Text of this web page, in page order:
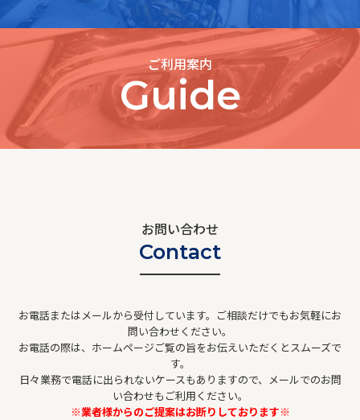
ご利用案内
Guide
お問い合わせ
Contact
お電話またはメールから受付しています。ご相談だけでもお気軽にお
問い合わせください。
お電話の際は、ホームページご覧の旨をお伝えいただくとスムーズで
す。
日々業務で電話に出られないケースもありますので、メールでのお問
い合わせもご利用ください。
※業者様からのご提案はお断りしております※